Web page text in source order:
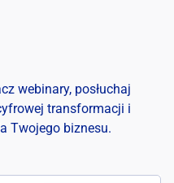
webinary, posłuchaj
transformacji i
Twojego biznesu.